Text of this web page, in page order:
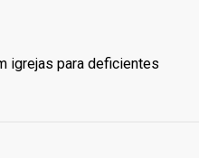
igrejas para deficientes